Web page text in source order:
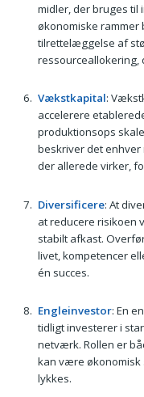
midler, der bruges til
økonomiske rammer
tilrettelæggelse af
ressourceallokering,
Vækstkapital:
accelerere
produktionsops
beskriver det
der allerede virker,
Diversificere: At
at reducere risikoen
stabilt afkast.
livet, kompetencer
én succes.
Engleinvestor: En
tidligt investerer i
netværk. Rollen er
kan være økonomisk
lykkes.